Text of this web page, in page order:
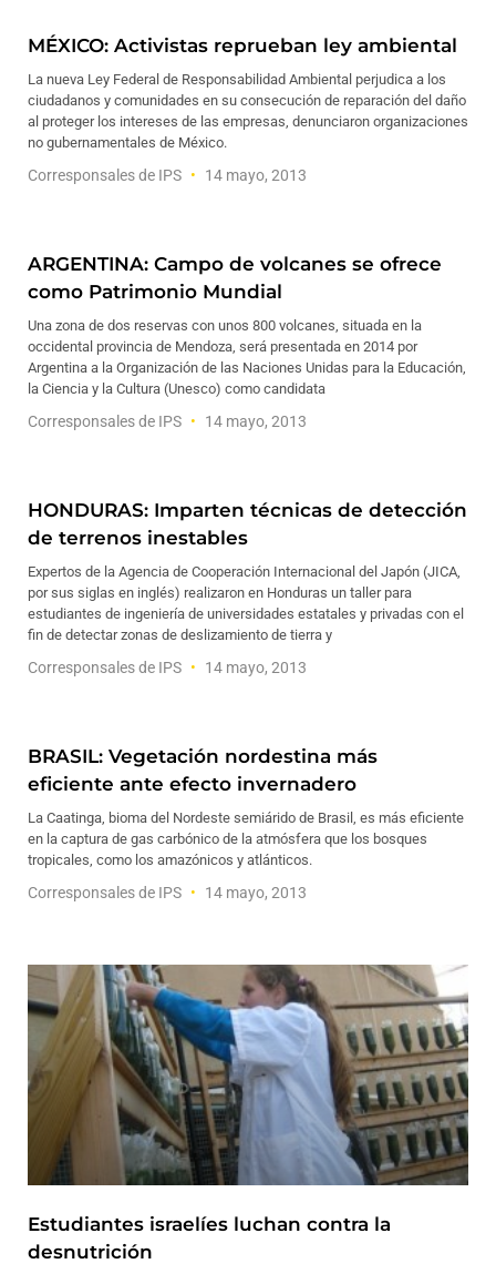
MÉXICO: Activistas reprueban ley ambiental
La nueva Ley Federal de Responsabilidad Ambiental perjudica a los
ciudadanos y comunidades en su consecución de reparación del daño
al proteger los intereses de las empresas, denunciaron organizaciones
no gubernamentales de México.
Corresponsales de IPS 14 mayo, 2013
ARGENTINA: Campo de volcanes se ofrece
como Patrimonio Mundial
Una zona de dos reservas con unos 800 volcanes, situada en la
occidental provincia de Mendoza, será presentada en 2014 por
Argentina a la Organización de las Naciones Unidas para la Educación,
la Ciencia y la Cultura (Unesco) como candidata
Corresponsales de IPS 14 mayo, 2013
HONDURAS: Imparten técnicas de detección
de terrenos inestables
Expertos de la Agencia de Cooperación Internacional del Japón (JICA,
por sus siglas en inglés) realizaron en Honduras un taller para
estudiantes de ingeniería de universidades estatales y privadas con el
fin de detectar zonas de deslizamiento de tierra y
Corresponsales de IPS 14 mayo, 2013
BRASIL: Vegetación nordestina más
eficiente ante efecto invernadero
La Caatinga, bioma del Nordeste semiárido de Brasil, es más eficiente
en la captura de gas carbónico de la atmósfera que los bosques
tropicales, como los amazónicos y atlánticos.
Corresponsales de IPS 14 mayo, 2013
Estudiantes israelíes luchan contra la
desnutrición